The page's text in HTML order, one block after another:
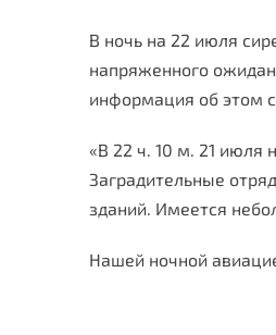
В ночь на 22 июля
напряженного
информация об этом
«В 22 ч. 10 м. 21 июля
Заградительные
зданий. Имеется
Нашей ночной